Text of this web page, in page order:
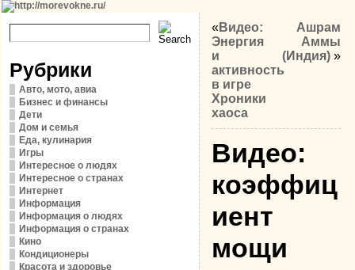
Рубрики
Авто, мото, авиа
Бизнес и финансы
Дети
Дом и семья
Еда, кулинария
Игры
Интересное о людях
Интересное о странах
Интернет
Информация
Информация о людях
Информация о странах
Кино
Кондиционеры
Красота и здоровье
«Видео:
Энергия
и
активность
в игре
Хроники
хаоса
Ашрам
Аммы
(Индия) »
Видео:
коэффиц
иент
мощи